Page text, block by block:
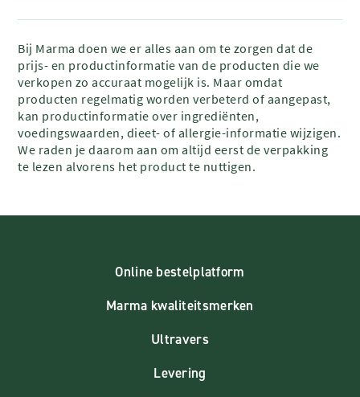
Bij Marma doen we er alles aan om te zorgen dat de
prijs- en productinformatie van de producten die we
verkopen zo accuraat mogelijk is. Maar omdat
producten regelmatig worden verbeterd of aangepast,
kan productinformatie over ingrediënten,
voedingswaarden, dieet- of allergie-informatie wijzigen.
We raden je daarom aan om altijd eerst de verpakking
te lezen alvorens het product te nuttigen.
Online bestelplatform
Marma kwaliteitsmerken
Ultravers
Levering